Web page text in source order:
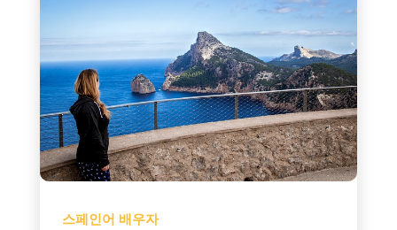
스페인어 배우자